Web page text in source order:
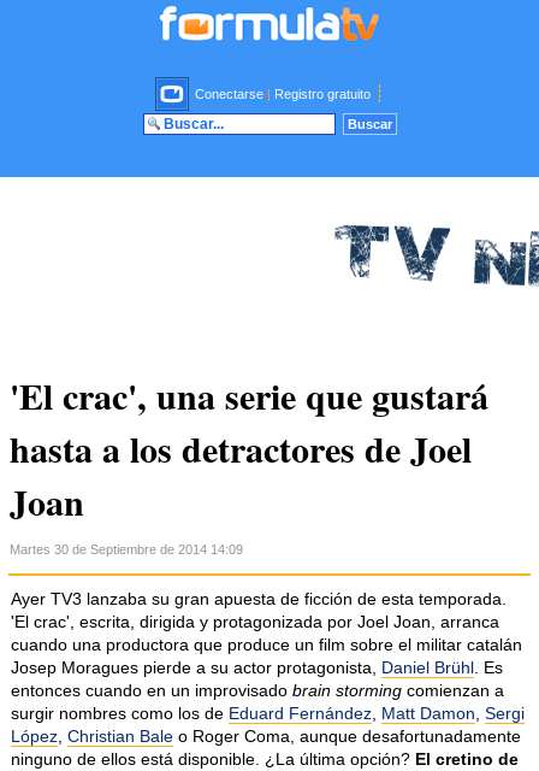
Conectarse | Registro gratuito
'El crac', una serie que gustará
hasta a los detractores de Joel
Joan
Martes 30 de Septiembre de 2014 14:09
Ayer TV3 lanzaba su gran apuesta de ficción de esta temporada.
'El crac', escrita, dirigida y protagonizada por Joel Joan, arranca
cuando una productora que produce un film sobre el militar catalán
Josep Moragues pierde a su actor protagonista, Daniel Brühl . Es
entonces cuando en un improvisado brain storming comienzan a
surgir nombres como los de Eduard Fernández Matt Damon Sergi
López Christian Bale o Roger Coma, aunque desafortunadamente
ninguno de ellos está disponible. ¿La última opción? El cretino de